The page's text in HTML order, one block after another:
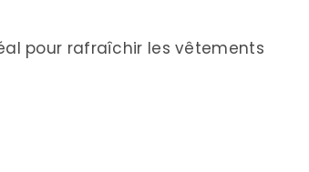
pour rafraîchir les vêtements